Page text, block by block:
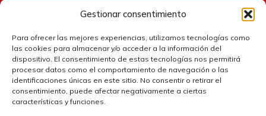
Gestionar consentimiento
Para ofrecer las mejores experiencias, utilizamos tecnologías como
las cookies para almacenar y/o acceder a la información del
dispositivo. El consentimiento de estas tecnologías nos permitirá
procesar datos como el comportamiento de navegación o las
identificaciones únicas en este sitio. No consentir o retirar el
consentimiento, puede afectar negativamente a ciertas
características y funciones.
Contacto